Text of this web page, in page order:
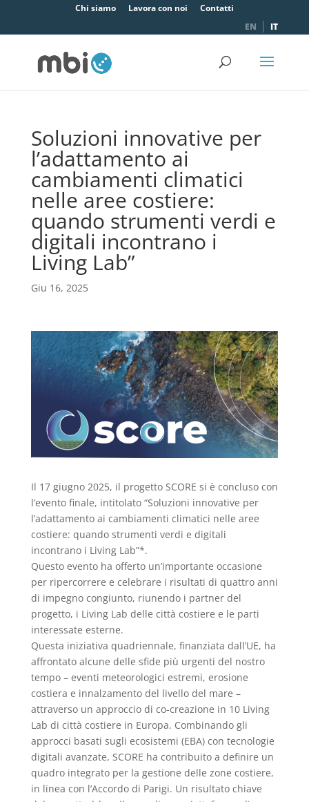
Chi siamo Lavora con noi
Contatti
EN
IT
Soluzioni innovative per
l’adattamento ai
cambiamenti climatici
nelle aree costiere:
quando strumenti verdi e
digitali incontrano i
Living Lab”
Giu 16, 2025
Il 17 giugno 2025, il progetto SCORE si è concluso con
l’evento finale, intitolato “Soluzioni innovative per
l’adattamento ai cambiamenti climatici nelle aree
costiere: quando strumenti verdi e digitali
incontrano i Living Lab”*.
Questo evento ha offerto un’importante occasione
per ripercorrere e celebrare i risultati di quattro anni
di impegno congiunto, riunendo i partner del
progetto, i Living Lab delle città costiere e le parti
interessate esterne.
Questa iniziativa quadriennale, finanziata dall’UE, ha
affrontato alcune delle sfide più urgenti del nostro
tempo – eventi meteorologici estremi, erosione
costiera e innalzamento del livello del mare –
attraverso un approccio di co-creazione in 10 Living
Lab di città costiere in Europa. Combinando gli
approcci basati sugli ecosistemi (EBA) con tecnologie
digitali avanzate, SCORE ha contribuito a definire un
quadro integrato per la gestione delle zone costiere,
in linea con l’Accordo di Parigi. Un risultato chiave